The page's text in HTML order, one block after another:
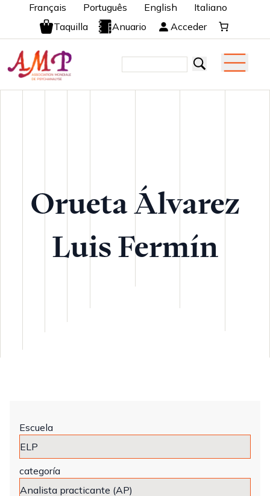
Français Português English
Italiano
Taquilla
Anuario Acceder
Orueta Álvarez
Luis Fermín
Escuela
categoría